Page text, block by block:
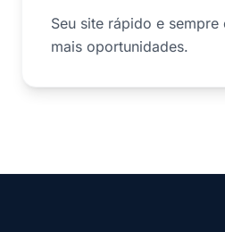
Seu site rápido e sempre
mais oportunidades.